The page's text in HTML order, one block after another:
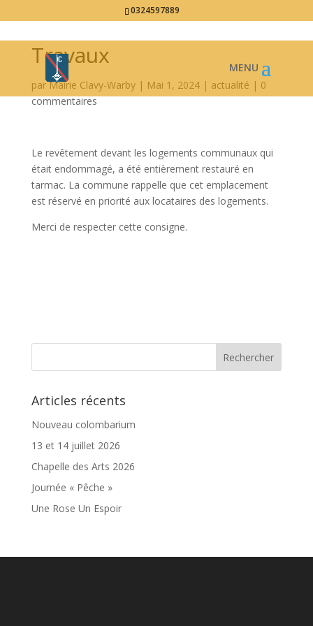
0324597889
Travaux
parMairie Clavy-Warby| Mai 1, 2024| actualité | 0
commentaires
Le revêtement devant les logements communaux qui
était endommagé, a été entièrement restauré en
tarmac. La commune rappelle que cet emplacement
est réservé en priorité aux locataires des logements.
Merci de respecter cette consigne.
Articles récents
Nouveau colombarium
13 et 14 juillet 2026
Chapelle des Arts 2026
Journée « Pêche »
Une Rose Un Espoir